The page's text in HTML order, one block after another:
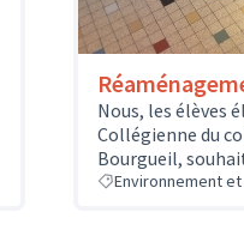
Nous, les élèves
Collégienne du
Bourgueil,
Environnement